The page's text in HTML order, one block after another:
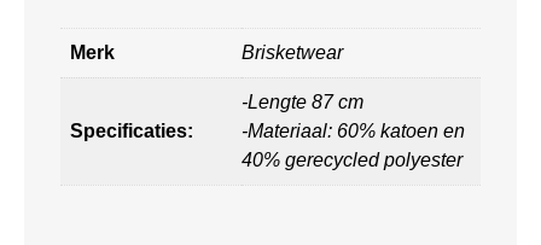
Merk Brisketwear
Specificaties:
-Lengte 87 cm
-Materiaal: 60% katoen en
40% gerecycled polyester